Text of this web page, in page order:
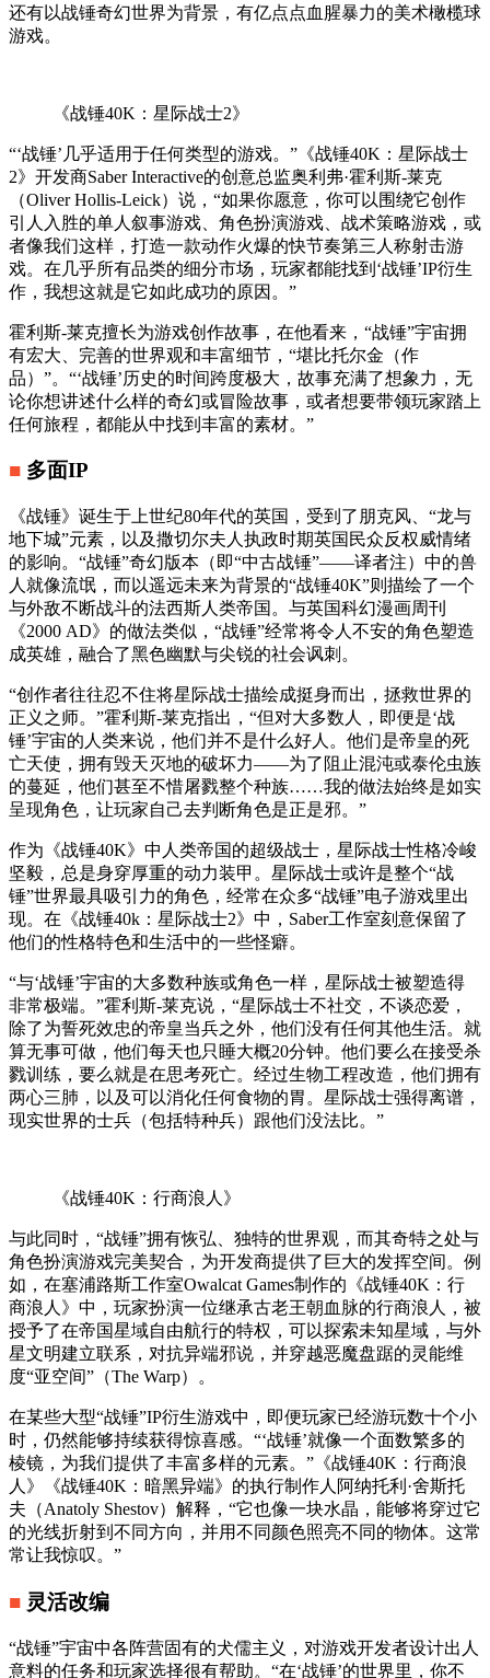
还有以战锤奇幻世界为背景，有亿点点血腥暴力的美术橄榄球
游戏。
《战锤40K：星际战士2》
“‘战锤’几乎适用于任何类型的游戏。”《战锤40K：星际战士
2》开发商Saber Interactive的创意总监奥利弗·霍利斯-莱克
（Oliver Hollis-Leick）说，“如果你愿意，你可以围绕它创作
引人入胜的单人叙事游戏、角色扮演游戏、战术策略游戏，或
者像我们这样，打造一款动作火爆的快节奏第三人称射击游
戏。在几乎所有品类的细分市场，玩家都能找到‘战锤’IP衍生
作，我想这就是它如此成功的原因。”
霍利斯-莱克擅长为游戏创作故事，在他看来，“战锤”宇宙拥
有宏大、完善的世界观和丰富细节，“堪比托尔金（作
品）”。“‘战锤’历史的时间跨度极大，故事充满了想象力，无
论你想讲述什么样的奇幻或冒险故事，或者想要带领玩家踏上
任何旅程，都能从中找到丰富的素材。”
■ 多面IP
《战锤》诞生于上世纪80年代的英国，受到了朋克风、“龙与
地下城”元素，以及撒切尔夫人执政时期英国民众反权威情绪
的影响。“战锤”奇幻版本（即“中古战锤”——译者注）中的兽
人就像流氓，而以遥远未来为背景的“战锤40K”则描绘了一个
与外敌不断战斗的法西斯人类帝国。与英国科幻漫画周刊
《2000 AD》的做法类似，“战锤”经常将令人不安的角色塑造
成英雄，融合了黑色幽默与尖锐的社会讽刺。
“创作者往往忍不住将星际战士描绘成挺身而出，拯救世界的
正义之师。”霍利斯-莱克指出，“但对大多数人，即便是‘战
锤’宇宙的人类来说，他们并不是什么好人。他们是帝皇的死
亡天使，拥有毁天灭地的破坏力——为了阻止混沌或泰伦虫族
的蔓延，他们甚至不惜屠戮整个种族……我的做法始终是如实
呈现角色，让玩家自己去判断角色是正是邪。”
作为《战锤40K》中人类帝国的超级战士，星际战士性格冷峻
坚毅，总是身穿厚重的动力装甲。星际战士或许是整个“战
锤”世界最具吸引力的角色，经常在众多“战锤”电子游戏里出
现。在《战锤40k：星际战士2》中，Saber工作室刻意保留了
他们的性格特色和生活中的一些怪癖。
“与‘战锤’宇宙的大多数种族或角色一样，星际战士被塑造得
非常极端。”霍利斯-莱克说，“星际战士不社交，不谈恋爱，
除了为誓死效忠的帝皇当兵之外，他们没有任何其他生活。就
算无事可做，他们每天也只睡大概20分钟。他们要么在接受杀
戮训练，要么就是在思考死亡。经过生物工程改造，他们拥有
两心三肺，以及可以消化任何食物的胃。星际战士强得离谱，
现实世界的士兵（包括特种兵）跟他们没法比。”
《战锤40K：行商浪人》
与此同时，“战锤”拥有恢弘、独特的世界观，而其奇特之处与
角色扮演游戏完美契合，为开发商提供了巨大的发挥空间。例
如，在塞浦路斯工作室Owalcat Games制作的《战锤40K：行
商浪人》中，玩家扮演一位继承古老王朝血脉的行商浪人，被
授予了在帝国星域自由航行的特权，可以探索未知星域，与外
星文明建立联系，对抗异端邪说，并穿越恶魔盘踞的灵能维
度“亚空间”（The Warp）。
在某些大型“战锤”IP衍生游戏中，即便玩家已经游玩数十个小
时，仍然能够持续获得惊喜感。“‘战锤’就像一个面数繁多的
棱镜，为我们提供了丰富多样的元素。”《战锤40K：行商浪
人》《战锤40K：暗黑异端》的执行制作人阿纳托利·舍斯托
夫（Anatoly Shestov）解释，“它也像一块水晶，能够将穿过它
的光线折射到不同方向，并用不同颜色照亮不同的物体。这常
常让我惊叹。”
■ 灵活改编
“战锤”宇宙中各阵营固有的犬儒主义，对游戏开发者设计出人
意料的任务和玩家选择很有帮助。“在‘战锤’的世界里，你不